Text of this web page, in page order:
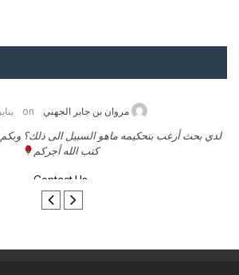
حامد الزريقي on يناير 25, 2026
السلام عليكم ورحمة الله وبركاتة أرغب بنشر كتابي معكم